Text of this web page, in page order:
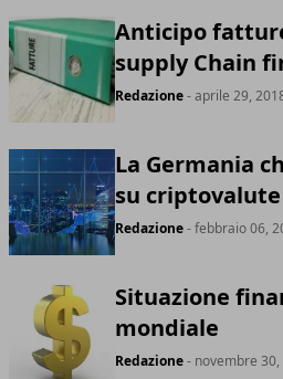
Anticipo
supply Chain
Redazione- aprile 29,
La Germania
su
Redazione- febbraio 06,
Situazione
mondiale
Redazione- novembre 30,